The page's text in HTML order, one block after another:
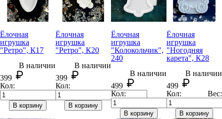
Ёлочная
игрушка
"Ретро", К17
В наличии
399
Кол:
В корзину
Ёлочная
игрушка
"Ретро", К20
В наличии
399
Кол:
В корзину
Ёлочная
игрушка
"Колокольчик",
240
В наличии
499
Кол:
Вес:
В корзину
Ёлочная
игрушка
"Ногодняя
карета", К28
В наличии
499
Кол:
В корзину